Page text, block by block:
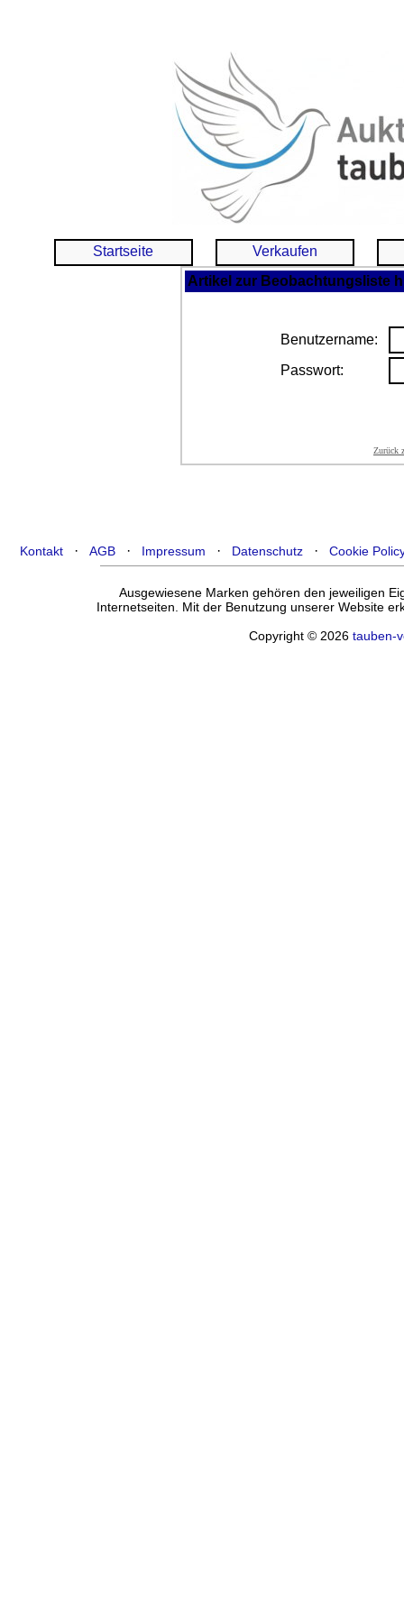
Startseite
Verkaufen
Artikel zur Beobachtungsliste
Benutzername:
Passwort:
Zurück
Kontakt ·AGB · Impressum · Datenschutz ·Cookie
Ausgewiesene Marken gehören den jeweiligen
Internetseiten. Mit der Benutzung unserer Website
Copyright © 2026tauben-